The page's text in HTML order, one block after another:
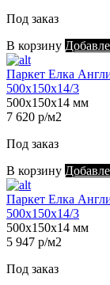
Под заказ
В корзину
Паркет Елка
500х150х14/3
500х150х14 мм
7 620 р/м2
Под заказ
В корзину
Паркет Елка
500х150х14/3
500х150х14 мм
5 947 р/м2
Под заказ